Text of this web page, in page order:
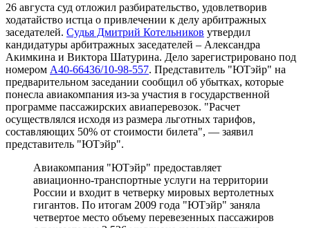
26 августа суд отложил разбирательство, удовлетворив
ходатайство истца о привлечении к делу арбитражных
заседателей. Судья Дмитрий Котельников утвердил
кандидатуры арбитражных заседателей – Александра
Акимкина и Виктора Шатурина. Дело зарегистрировано под
номером А40-66436/10-98-557. Представитель "ЮТэйр" на
предварительном заседании сообщил об убытках, которые
понесла авиакомпания из-за участия в государственной
программе пассажирских авиаперевозок. "Расчет
осуществлялся исходя из размера льготных тарифов,
составляющих 50% от стоимости билета", — заявил
представитель "ЮТэйр".
Авиакомпания "ЮТэйр" предоставляет
авиационно-транспортные услуги на территории
России и входит в четверку мировых вертолетных
гигантов. По итогам 2009 года "ЮТэйр" заняла
четвертое место объему перевезенных пассажиров